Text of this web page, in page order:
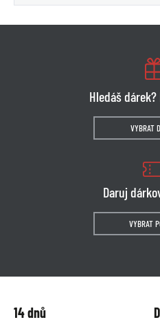
Hledáš
VYBRAT
Daruj
VYBRAT
14 dnů